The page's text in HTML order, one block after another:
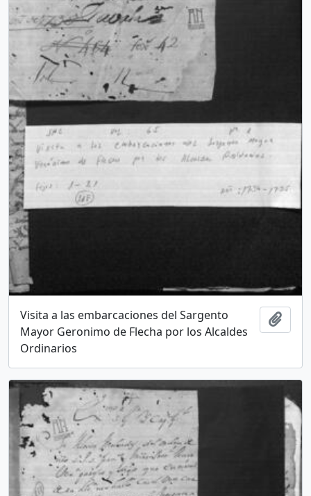
Visita a las embarcaciones del Sargento
Mayor Geronimo de Flecha por los Alcaldes
Ordinarios
Add